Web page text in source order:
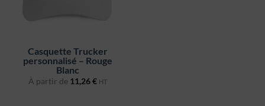
Casquette Trucker
personnalisé – Rouge
Blanc
À partir de 11,26€ HT